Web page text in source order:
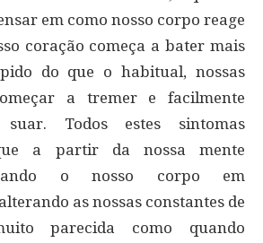
em como nosso corpo reage
coração começa a bater mais
do que o habitual, nossas
a tremer e facilmente
suar. Todos estes sintomas
a partir da nossa mente
o nosso corpo em
as nossas constantes de
parecida como quando